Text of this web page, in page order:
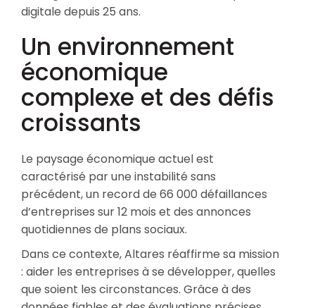
digitale depuis 25 ans.
Un environnement
économique
complexe et des défis
croissants
Le paysage économique actuel est
caractérisé par une instabilité sans
précédent, un record de 66 000 défaillances
d’entreprises sur 12 mois et des annonces
quotidiennes de plans sociaux.
Dans ce contexte, Altares réaffirme sa mission
: aider les entreprises à se développer, quelles
que soient les circonstances. Grâce à des